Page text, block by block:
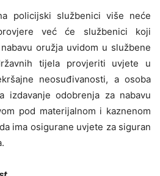
policijski službenici više neće
već će službenici koji
oružja uvidom u službene
tijela provjeriti uvjete u
neosuđivanosti, a osoba
izdavanje odobrenja za nabavu
pod materijalnom i kaznenom
ima osigurane uvjete za siguran